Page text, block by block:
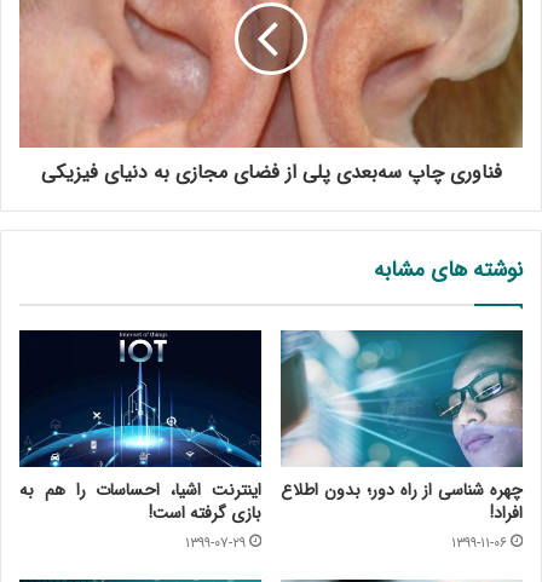
فناوری چاپ سه‌بعدی پلی از فضای مجازی به دنیای فیزیکی
نوشته های مشابه
چهره شناسی از راه دور؛ بدون اطلاع
افراد!
۱۳۹۹-۱۱-۰۶
اینترنت اشیا، احساسات را هم به
بازی گرفته است!
۱۳۹۹-۰۷-۲۹